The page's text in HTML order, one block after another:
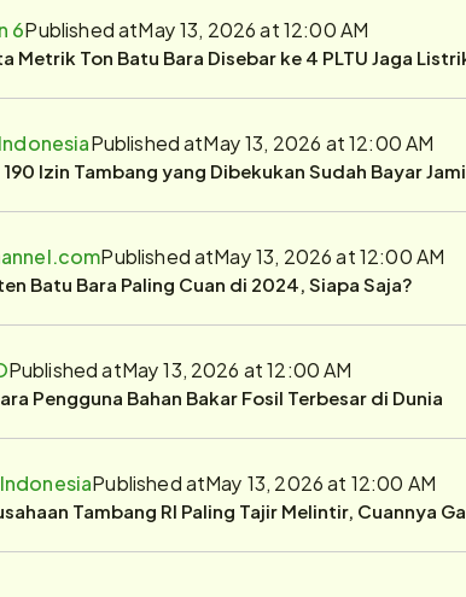
6Published atMay 13, 2026 at 12:00 AM
Metrik Ton Batu Bara Disebar ke 4 PLTU Jaga
Published atMay 13, 2026 at 12:00 AM
Izin Tambang yang Dibekukan Sudah Bayar
Published atMay 13, 2026 at 12:00 AM
Batu Bara Paling Cuan di 2024, Siapa Saja?
Published atMay 13, 2026 at 12:00 AM
Pengguna Bahan Bakar Fosil Terbesar di Dunia
Published atMay 13, 2026 at 12:00 AM
Tambang RI Paling Tajir Melintir, Cuannya